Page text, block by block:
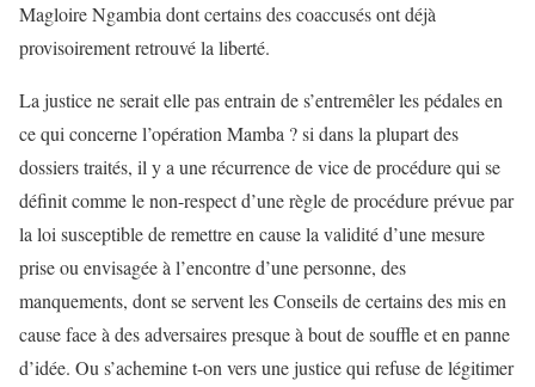
Magloire Ngambia dont certains des coaccusés ont déjà
provisoirement retrouvé la liberté.
La justice ne serait elle pas entrain de s’entremêler les pédales en
ce qui concerne l’opération Mamba ? si dans la plupart des
dossiers traités, il y a une récurrence de vice de procédure qui se
définit comme le non-respect d’une règle de procédure prévue par
la loi susceptible de remettre en cause la validité d’une mesure
prise ou envisagée à l’encontre d’une personne, des
manquements, dont se servent les Conseils de certains des mis en
cause face à des adversaires presque à bout de souffle et en panne
d’idée. Ou s’achemine t-on vers une justice qui refuse de légitimer